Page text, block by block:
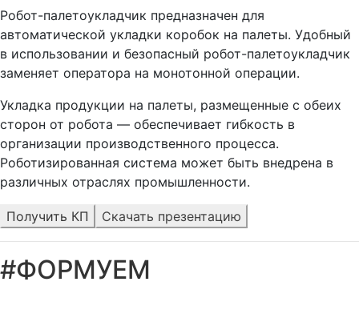
Робот-палетоукладчик предназначен для
автоматической укладки коробок на палеты. Удобный
в использовании и безопасный робот-палетоукладчик
заменяет оператора на монотонной операции.
Укладка продукции на палеты, размещенные с обеих
сторон от робота — обеспечивает гибкость в
организации производственного процесса.
Роботизированная система может быть внедрена в
различных отраслях промышленности.
Получить КП Скачать презентацию
#ФОРМУЕМ